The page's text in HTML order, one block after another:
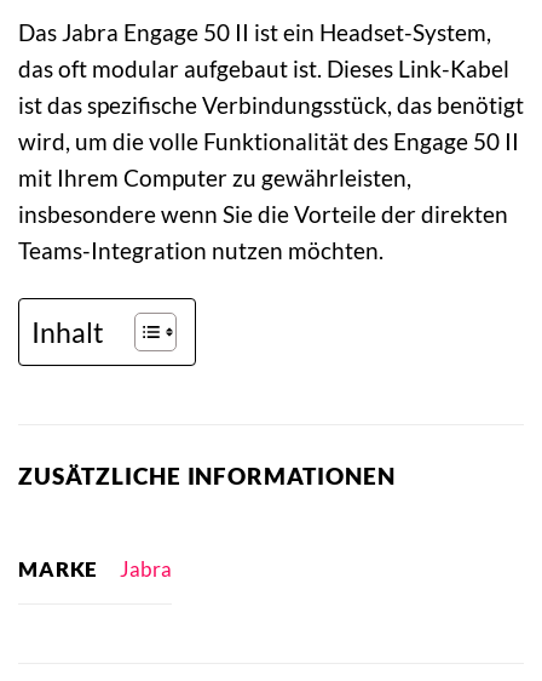
Das Jabra Engage 50 II ist ein Headset-System,
das oft modular aufgebaut ist. Dieses Link-Kabel
ist das spezifische Verbindungsstück, das benötigt
wird, um die volle Funktionalität des Engage 50 II
mit Ihrem Computer zu gewährleisten,
insbesondere wenn Sie die Vorteile der direkten
Teams-Integration nutzen möchten.
Inhalt
ZUSÄTZLICHE INFORMATIONEN
MARKE Jabra